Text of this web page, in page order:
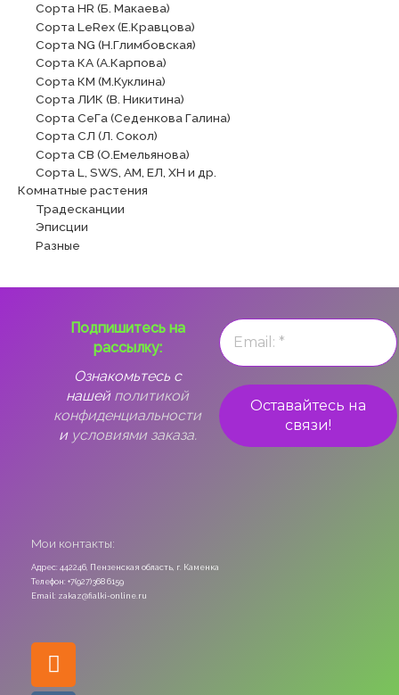
Сорта HR (Б. Макаева)
Сорта LeRex (Е.Кравцова)
Сорта NG (Н.Глимбовская)
Сорта КА (А.Карпова)
Сорта КМ (М.Куклина)
Сорта ЛИК (В. Никитина)
Сорта СеГа (Седенкова Галина)
Сорта СЛ (Л. Сокол)
Сорта СВ (О.Емельянова)
Сорта L, SWS, АМ, ЕЛ, ХН и др.
Комнатные растения
Традесканции
Эписции
Разные
Подпишитесь на
рассылку:
Ознакомьтесь с
нашей политикой
конфиденциальности
и условиями заказа.
Мои контакты:
Адрес: 442246, Пензенская область, г. Каменка
Телефон: +7(927)368 6159
Email: zakaz@fialki-online.ru
Odnoklassniki
Vk
Instagram
Viber
Whatsapp